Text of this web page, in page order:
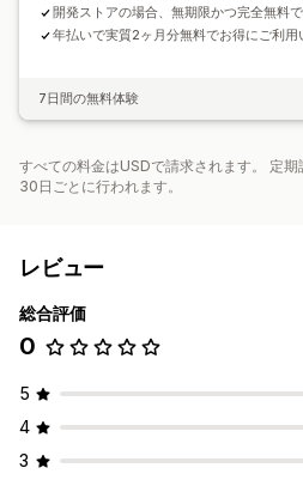
開発ストアの場合、無期限かつ完全無料
年払いで実質2ヶ月分無料でお得にご利用
7日間の無料体験
すべての料金はUSDで請求されます。 定期
30日ごとに行われます。
レビュー
総合評価
0
5
4
3